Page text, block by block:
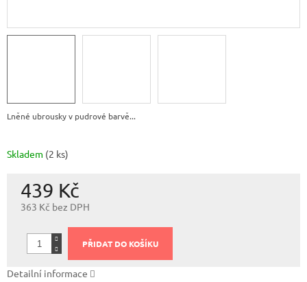
439 Kč
363 Kč bez DPH
cena:
Skladem (2 ks)
PŘIDAT DO KOŠÍKU
Lněné ubrousky v pudrové barvě...
Detailní informace